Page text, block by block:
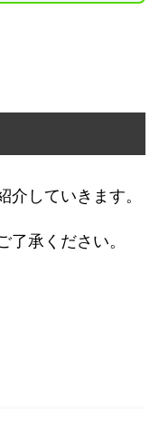
していきます。
承ください。